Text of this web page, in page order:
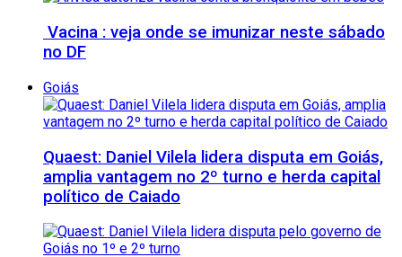
Vacina : veja onde se imunizar neste sábado
no DF
Goiás
Quaest: Daniel Vilela lidera disputa em Goiás,
amplia vantagem no 2º turno e herda capital
político de Caiado